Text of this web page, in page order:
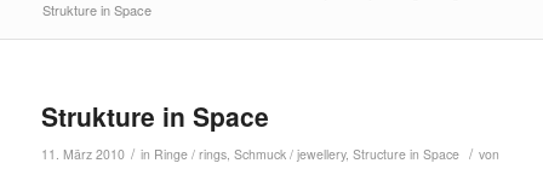
Strukture in Space
Strukture in Space
11. März 2010 / in Ringe / rings, Schmuck / jewellery, Structure in Space / von